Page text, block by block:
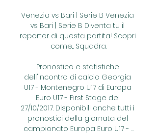
Venezia vs Bari | Serie B Venezia
vs Bari | Serie B Diventa tu il
reporter di questa partita! Scopri
come... Squadra.
Pronostico e statistiche
dell'incontro di calcio Georgia
U17 - Montenegro U17 di Europa
Euro U17 - First Stage del
27/10/2017. Disponibili anche tutti i
pronostici della giornata del
campionato Europa Euro U17 - …